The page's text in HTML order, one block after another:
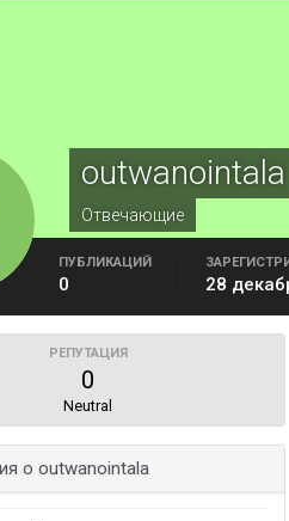
outwanointala
Отвечающие
ПУБЛИКАЦИЙ
0 28
РЕПУТАЦИЯ
0
Neutral
о outwanointala